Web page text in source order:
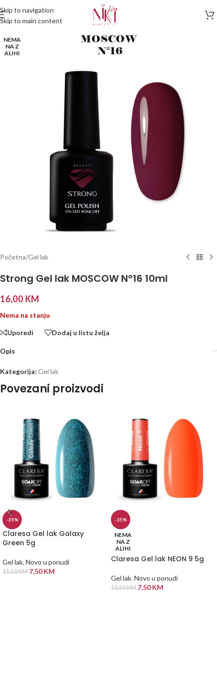
Skip to navigation
Skip to main content
NEMA
NA Z
ALIHI
Početna/Gel lak
Strong Gel lak MOSCOW N°16 10ml
16,00 KM
Nema na stanju
Uporedi Dodaj u listu želja
Opis
Kategorija: Gel lak
Povezani proizvodi
-35%
Claresa Gel lak Galaxy
Green 5g
Gel lak, Novo u ponudi
11,50KM 7,50KM
-35%
NEMA
NA Z
ALIHI
Claresa Gel lak NEON 9 5g
Gel lak, Novo u ponudi
11,50KM 7,50KM